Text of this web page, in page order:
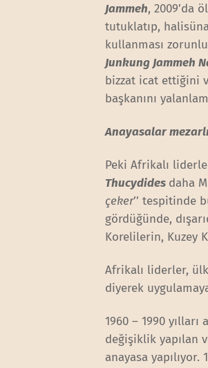
Jammeh, 2009’da
tutuklatıp,
kullanması
Junkung Jammeh
bizzat icat ettiğini
başkanını
Anayasalar
Peki Afrikalı
Thucydides daha
çeker’’ tespitinde
gördüğünde,
Korelilerin, Kuzey
Afrikalı liderler,
diyerek
1960 – 1990
değişiklik yapılan
anayasa yapılıyor.